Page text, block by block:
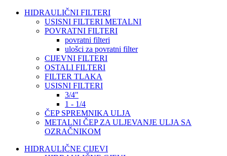
HIDRAULIČNI FILTERI
USISNI FILTERI METALNI
POVRATNI FILTERI
povratni filteri
ulošci za povratni filter
CIJEVNI FILTERI
OSTALI FILTERI
FILTER TLAKA
USISNI FILTERI
3/4"
1 - 1/4
ČEP SPREMNIKA ULJA
METALNI ČEP ZA ULJEVANJE ULJA SA
OZRAČNIKOM
HIDRAULIČNE CIJEVI